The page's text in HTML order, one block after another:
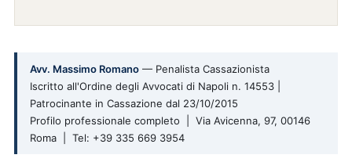
Avv. Massimo Romano — Penalista Cassazionista
Iscritto all'Ordine degli Avvocati di Napoli n. 14553 |
Patrocinante in Cassazione dal 23/10/2015
Profilo professionale completo | Via Avicenna, 97, 00146
Roma | Tel: +39 335 669 3954